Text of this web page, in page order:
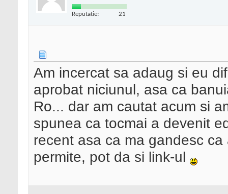
Reputatie: 21
Am incercat sa adaug si eu
aprobat niciunul, asa ca
Ro... dar am cautat acum si
spunea ca tocmai a devenit
recent asa ca ma gandesc
permite, pot da si link-ul